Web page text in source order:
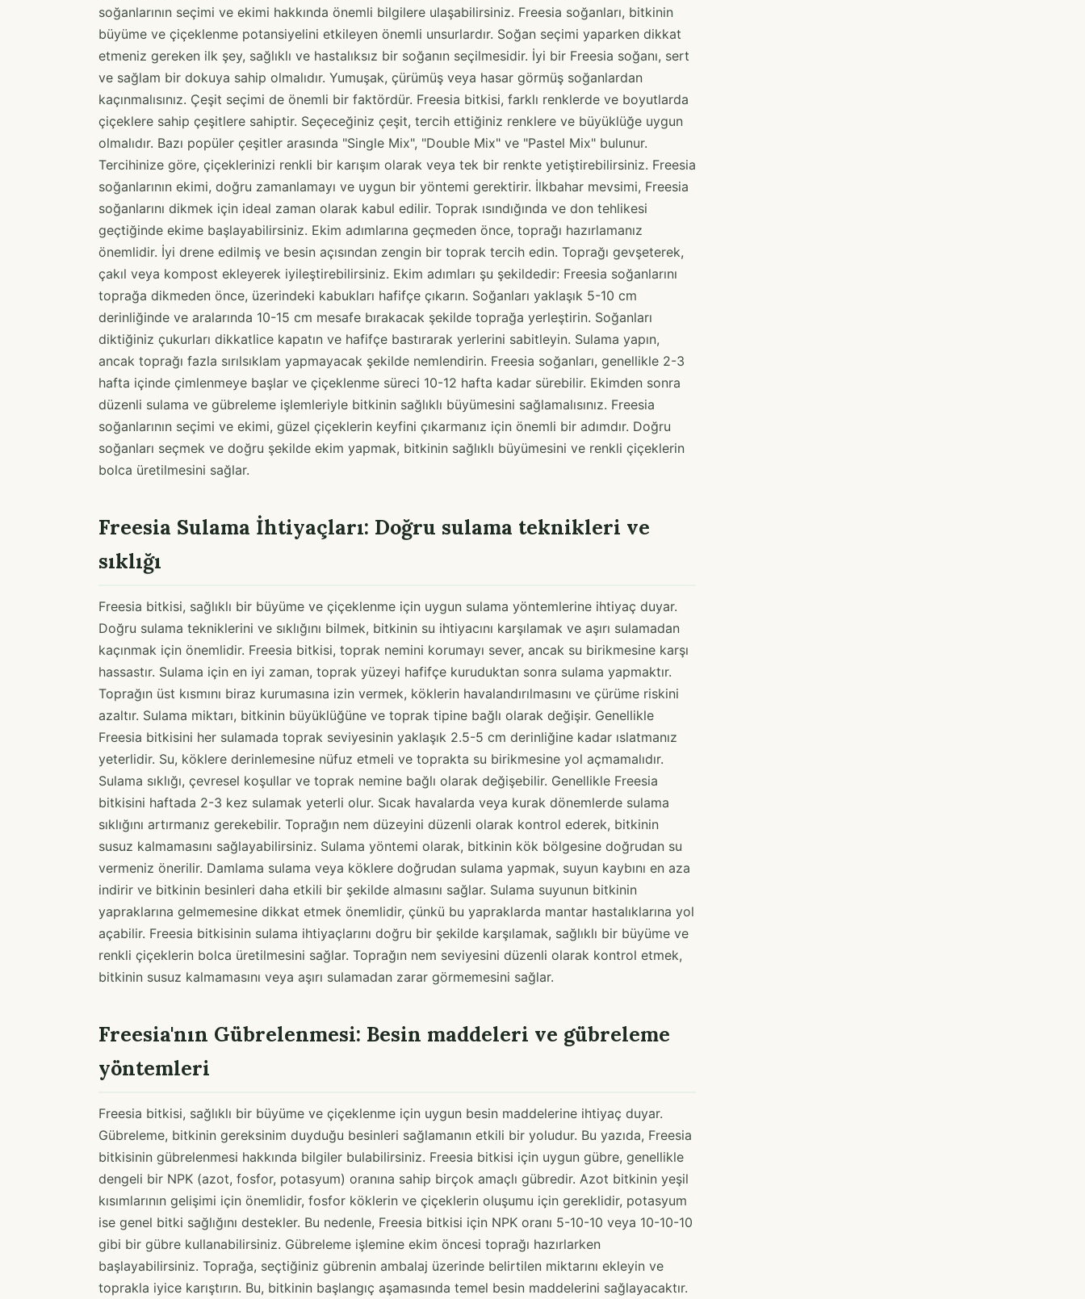
soğanlarının seçimi ve ekimi hakkında önemli bilgilere ulaşabilirsiniz. Freesia soğanları, bitkinin
büyüme ve çiçeklenme potansiyelini etkileyen önemli unsurlardır. Soğan seçimi yaparken dikkat
etmeniz gereken ilk şey, sağlıklı ve hastalıksız bir soğanın seçilmesidir. İyi bir Freesia soğanı, sert
ve sağlam bir dokuya sahip olmalıdır. Yumuşak, çürümüş veya hasar görmüş soğanlardan
kaçınmalısınız. Çeşit seçimi de önemli bir faktördür. Freesia bitkisi, farklı renklerde ve boyutlarda
çiçeklere sahip çeşitlere sahiptir. Seçeceğiniz çeşit, tercih ettiğiniz renklere ve büyüklüğe uygun
olmalıdır. Bazı popüler çeşitler arasında "Single Mix", "Double Mix" ve "Pastel Mix" bulunur.
Tercihinize göre, çiçeklerinizi renkli bir karışım olarak veya tek bir renkte yetiştirebilirsiniz. Freesia
soğanlarının ekimi, doğru zamanlamayı ve uygun bir yöntemi gerektirir. İlkbahar mevsimi, Freesia
soğanlarını dikmek için ideal zaman olarak kabul edilir. Toprak ısındığında ve don tehlikesi
geçtiğinde ekime başlayabilirsiniz. Ekim adımlarına geçmeden önce, toprağı hazırlamanız
önemlidir. İyi drene edilmiş ve besin açısından zengin bir toprak tercih edin. Toprağı gevşeterek,
çakıl veya kompost ekleyerek iyileştirebilirsiniz. Ekim adımları şu şekildedir: Freesia soğanlarını
toprağa dikmeden önce, üzerindeki kabukları hafifçe çıkarın. Soğanları yaklaşık 5-10 cm
derinliğinde ve aralarında 10-15 cm mesafe bırakacak şekilde toprağa yerleştirin. Soğanları
diktiğiniz çukurları dikkatlice kapatın ve hafifçe bastırarak yerlerini sabitleyin. Sulama yapın,
ancak toprağı fazla sırılsıklam yapmayacak şekilde nemlendirin. Freesia soğanları, genellikle 2-3
hafta içinde çimlenmeye başlar ve çiçeklenme süreci 10-12 hafta kadar sürebilir. Ekimden sonra
düzenli sulama ve gübreleme işlemleriyle bitkinin sağlıklı büyümesini sağlamalısınız. Freesia
soğanlarının seçimi ve ekimi, güzel çiçeklerin keyfini çıkarmanız için önemli bir adımdır. Doğru
soğanları seçmek ve doğru şekilde ekim yapmak, bitkinin sağlıklı büyümesini ve renkli çiçeklerin
bolca üretilmesini sağlar.
Freesia Sulama İhtiyaçları: Doğru sulama teknikleri ve
sıklığı
Freesia bitkisi, sağlıklı bir büyüme ve çiçeklenme için uygun sulama yöntemlerine ihtiyaç duyar.
Doğru sulama tekniklerini ve sıklığını bilmek, bitkinin su ihtiyacını karşılamak ve aşırı sulamadan
kaçınmak için önemlidir. Freesia bitkisi, toprak nemini korumayı sever, ancak su birikmesine karşı
hassastır. Sulama için en iyi zaman, toprak yüzeyi hafifçe kuruduktan sonra sulama yapmaktır.
Toprağın üst kısmını biraz kurumasına izin vermek, köklerin havalandırılmasını ve çürüme riskini
azaltır. Sulama miktarı, bitkinin büyüklüğüne ve toprak tipine bağlı olarak değişir. Genellikle
Freesia bitkisini her sulamada toprak seviyesinin yaklaşık 2.5-5 cm derinliğine kadar ıslatmanız
yeterlidir. Su, köklere derinlemesine nüfuz etmeli ve toprakta su birikmesine yol açmamalıdır.
Sulama sıklığı, çevresel koşullar ve toprak nemine bağlı olarak değişebilir. Genellikle Freesia
bitkisini haftada 2-3 kez sulamak yeterli olur. Sıcak havalarda veya kurak dönemlerde sulama
sıklığını artırmanız gerekebilir. Toprağın nem düzeyini düzenli olarak kontrol ederek, bitkinin
susuz kalmamasını sağlayabilirsiniz. Sulama yöntemi olarak, bitkinin kök bölgesine doğrudan su
vermeniz önerilir. Damlama sulama veya köklere doğrudan sulama yapmak, suyun kaybını en aza
indirir ve bitkinin besinleri daha etkili bir şekilde almasını sağlar. Sulama suyunun bitkinin
yapraklarına gelmemesine dikkat etmek önemlidir, çünkü bu yapraklarda mantar hastalıklarına yol
açabilir. Freesia bitkisinin sulama ihtiyaçlarını doğru bir şekilde karşılamak, sağlıklı bir büyüme ve
renkli çiçeklerin bolca üretilmesini sağlar. Toprağın nem seviyesini düzenli olarak kontrol etmek,
bitkinin susuz kalmamasını veya aşırı sulamadan zarar görmemesini sağlar.
Freesia'nın Gübrelenmesi: Besin maddeleri ve gübreleme
yöntemleri
Freesia bitkisi, sağlıklı bir büyüme ve çiçeklenme için uygun besin maddelerine ihtiyaç duyar.
Gübreleme, bitkinin gereksinim duyduğu besinleri sağlamanın etkili bir yoludur. Bu yazıda, Freesia
bitkisinin gübrelenmesi hakkında bilgiler bulabilirsiniz. Freesia bitkisi için uygun gübre, genellikle
dengeli bir NPK (azot, fosfor, potasyum) oranına sahip birçok amaçlı gübredir. Azot bitkinin yeşil
kısımlarının gelişimi için önemlidir, fosfor köklerin ve çiçeklerin oluşumu için gereklidir, potasyum
ise genel bitki sağlığını destekler. Bu nedenle, Freesia bitkisi için NPK oranı 5-10-10 veya 10-10-10
gibi bir gübre kullanabilirsiniz. Gübreleme işlemine ekim öncesi toprağı hazırlarken
başlayabilirsiniz. Toprağa, seçtiğiniz gübrenin ambalaj üzerinde belirtilen miktarını ekleyin ve
toprakla iyice karıştırın. Bu, bitkinin başlangıç aşamasında temel besin maddelerini sağlayacaktır.